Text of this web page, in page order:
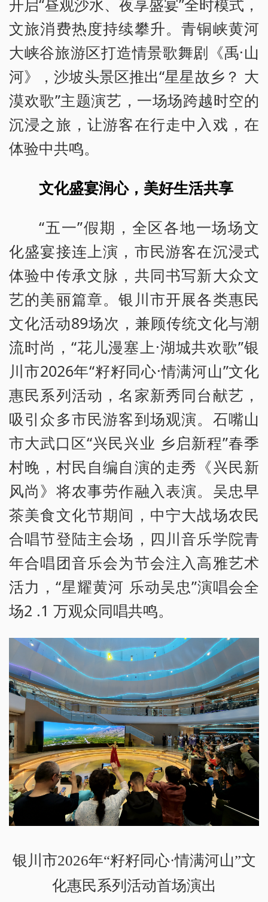
文旅消费热度持续攀升。青铜峡黄河
大峡谷旅游区打造情景歌舞剧《禹·山
河》，沙坡头景区推出“星星故乡？ 大
漠欢歌”主题演艺，一场场跨越时空的
沉浸之旅，让游客在行走中入戏，在
体验中共鸣。
文化盛宴润心，美好生活共享
“五一”假期，全区各地一场场文
化盛宴接连上演，市民游客在沉浸式
体验中传承文脉，共同书写新大众文
艺的美丽篇章。银川市开展各类惠民
文化活动89场次，兼顾传统文化与潮
流时尚，“花儿漫塞上·湖城共欢歌”银
川市2026年“籽籽同心·情满河山”文化
惠民系列活动，名家新秀同台献艺，
吸引众多市民游客到场观演。石嘴山
市大武口区“兴民兴业 乡启新程”春季
村晚，村民自编自演的走秀《兴民新
风尚》将农事劳作融入表演。吴忠早
茶美食文化节期间，中宁大战场农民
合唱节登陆主会场，四川音乐学院青
年合唱团音乐会为节会注入高雅艺术
活力，“星耀黄河 乐动吴忠”演唱会全
场2 .1 万观众同唱共鸣。
银川市2026年“籽籽同心·情满河山”文
化惠民系列活动首场演出